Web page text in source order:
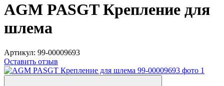
AGM PASGT Крепление для
шлема
Артикул: 99-00009693
Оставить отзыв